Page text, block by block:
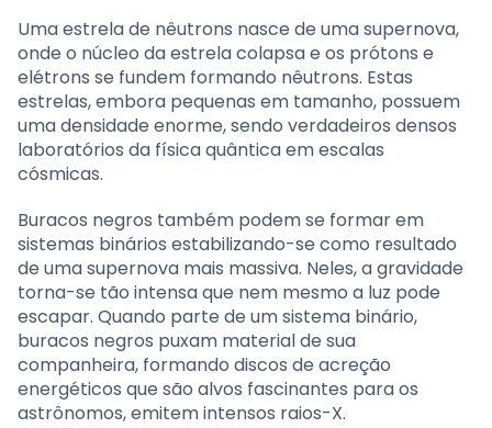
Uma estrela de nêutrons nasce de uma supernova,
onde o núcleo da estrela colapsa e os prótons e
elétrons se fundem formando nêutrons. Estas
estrelas, embora pequenas em tamanho, possuem
uma densidade enorme, sendo verdadeiros densos
laboratórios da física quântica em escalas
cósmicas.
Buracos negros também podem se formar em
sistemas binários estabilizando-se como resultado
de uma supernova mais massiva. Neles, a gravidade
torna-se tão intensa que nem mesmo a luz pode
escapar. Quando parte de um sistema binário,
buracos negros puxam material de sua
companheira, formando discos de acreção
energéticos que são alvos fascinantes para os
astrônomos, emitem intensos raios-X.